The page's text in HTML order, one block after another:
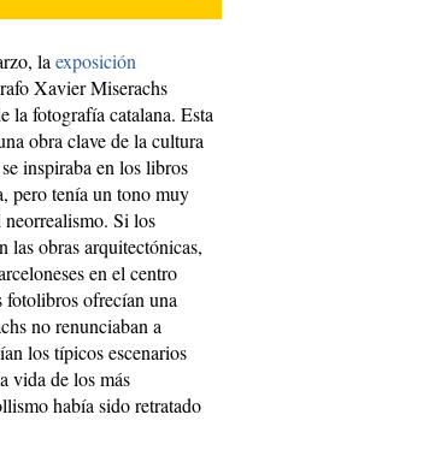
la exposición
Xavier Miserachs
la fotografía catalana. Esta
obra clave de la cultura
inspiraba en los libros
pero tenía un tono muy
neorrealismo. Si los
las obras arquitectónicas,
en el centro
fotolibros ofrecían una
no renunciaban a
los típicos escenarios
vida de los más
había sido retratado